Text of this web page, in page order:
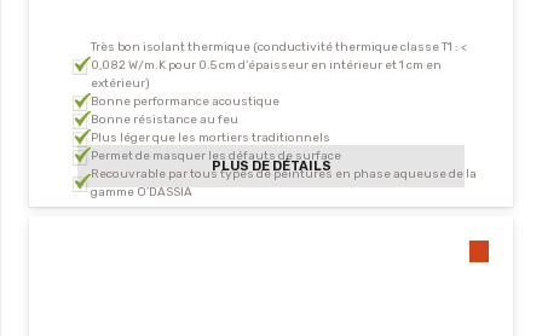
Très bon isolant thermique (conductivité thermique classe T1 : <
0,082 W/m.K pour 0.5 cm d’épaisseur en intérieur et 1 cm en
extérieur)
Bonne performance acoustique
Bonne résistance au feu
Plus léger que les mortiers traditionnels
Permet de masquer les défauts de surface
Recouvrable par tous types de peintures en phase aqueuse de la
gamme O’DASSIA
PLUS DE DÉTAILS